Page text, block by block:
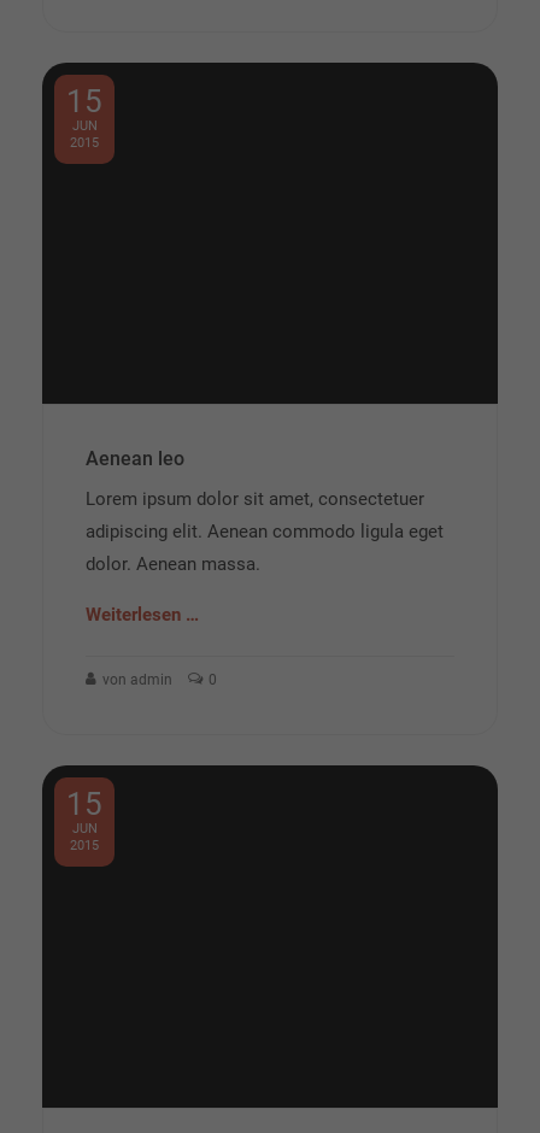
15
JUN
2015
Aenean leo
Lorem ipsum dolor sit amet, consectetuer
adipiscing elit. Aenean commodo ligula eget
dolor. Aenean massa.
Weiterlesen …
von admin 0
15
JUN
2015